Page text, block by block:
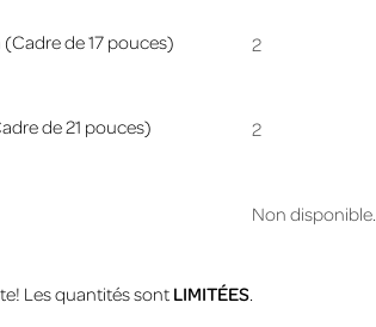
de 17 pouces) 2
de 21 pouces) 2
Non disponible.
Les quantités sontLIMITÉES.